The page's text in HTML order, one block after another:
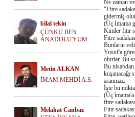
bilal tekin
ÇÜNKÜ BEN
ANADOLU'YUM
Metin ALKAN
İMAM MEHDİ A.S.
Melahat Canbaz
Ne zaman
"Fitre
gidermiş
(Üç İmama
Kimler fıtır
Fitre
Bunların
Yusuf'a
olurlar. Bu
Bu
kuşanacağı
aranmaz.
İşte bu
(Üç
fitre
Fıtır